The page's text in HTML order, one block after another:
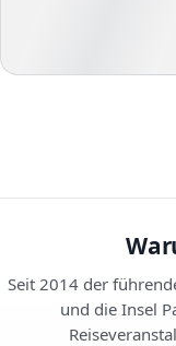
Seit 2014 der
und die Insel